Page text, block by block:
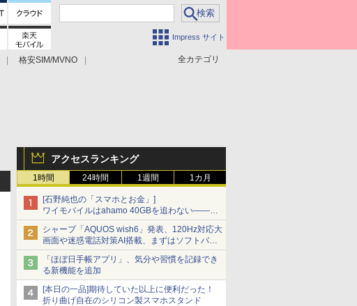
Impress サイト
全カテゴリ
格安SIM/MVNO
アクセスランキング
1時間 24時間 1週間 1カ月
[石野純也の「スマホとお金」]
ワイモバイルはahamo 40GBを追わない――単
身向け「超おトク割」の安さと1年限定の注意
点
シャープ「AQUOS wish6」発表、120Hz対応大
画面や迷惑電話対策AI搭載、まずはソフトバン
クの法人向け
「ほぼ日手帳アプリ」、気分や習慣を記録でき
る新機能を追加
[本日の一品]期待していた以上に便利だった！
折り曲げ自在のシリコン製スマホスタンド